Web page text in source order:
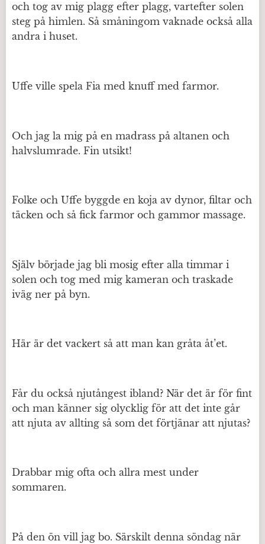
och tog av mig plagg efter plagg, vartefter solen
steg på himlen. Så småningom vaknade också alla
andra i huset.
Uffe ville spela Fia med knuff med farmor.
Och jag la mig på en madrass på altanen och
halvslumrade. Fin utsikt!
Folke och Uffe byggde en koja av dynor, filtar och
täcken och så fick farmor och gammor massage.
Själv började jag bli mosig efter alla timmar i
solen och tog med mig kameran och traskade
iväg ner på byn.
Här är det vackert så att man kan gråta åt’et.
Får du också njutångest ibland? När det är för fint
och man känner sig olycklig för att det inte går
att njuta av allting så som det förtjänar att njutas?
Drabbar mig ofta och allra mest under
sommaren.
På den ön vill jag bo. Särskilt denna söndag när